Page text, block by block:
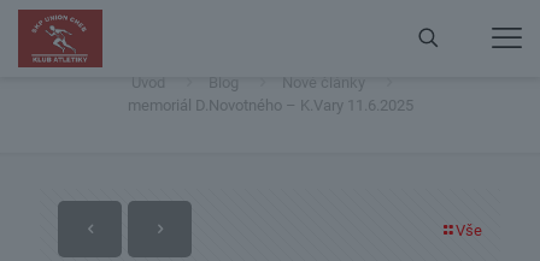
memoriál D.Novotného – K.Vary 11.6.2025
Úvod Blog
Nové články
memoriál D.Novotného – K.Vary 11.6.2025
Vše